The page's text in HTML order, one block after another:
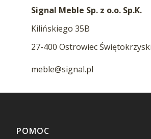
Signal Meble Sp. z o.o. Sp.K.
Kilińskiego 35B
27-400 Ostrowiec
meble@signal.pl
Linki w stopce
POMOC